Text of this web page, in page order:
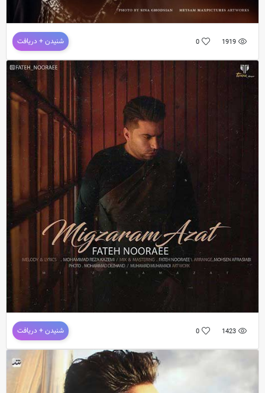
فاتح نورایی به نامچقدر دیر اومدم ترانه : نرگس حفیظی
1919
0 شنیدن + دریافت
1423
0 شنیدن + دریافت